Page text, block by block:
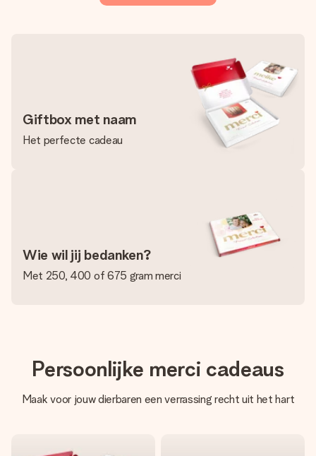
jullie foto of een boodschap die raakt. Zonder gedoe, maar
Giftbox met naam
Het perfecte cadeau
Wie wil jij bedanken?
Met 250, 400 of 675 gram merci
Persoonlijke merci cadeaus
Maak voor jouw dierbaren een verrassing recht uit het hart